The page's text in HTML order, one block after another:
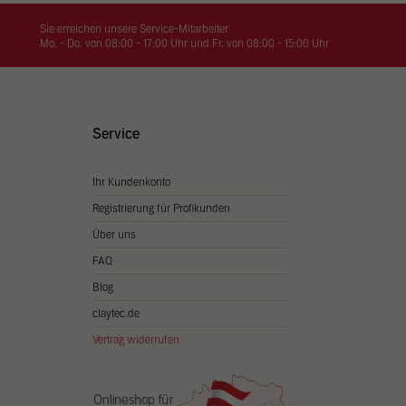
Sie erreichen unsere Service-Mitarbeiter
Mo. - Do. von 08:00 - 17:00 Uhr und Fr. von 08:00 - 15:00 Uhr
Service
Ihr Kundenkonto
Registrierung für Profikunden
Über uns
FAQ
Blog
claytec.de
Vertrag widerrufen
Sie